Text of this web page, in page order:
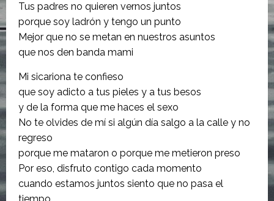
Tus padres no quieren vernos juntos
porque soy ladrón y tengo un punto
Mejor que no se metan en nuestros asuntos
que nos den banda mami
Mi sicariona te confieso
que soy adicto a tus pieles y a tus besos
y de la forma que me haces el sexo
No te olvides de mí si algún día salgo a la calle y no
regreso
porque me mataron o porque me metieron preso
Por eso, disfruto contigo cada momento
cuando estamos juntos siento que no pasa el